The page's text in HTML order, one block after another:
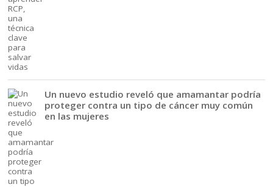
Un nuevo estudio reveló que amamantar podría
proteger contra un tipo de cáncer muy común
en las mujeres